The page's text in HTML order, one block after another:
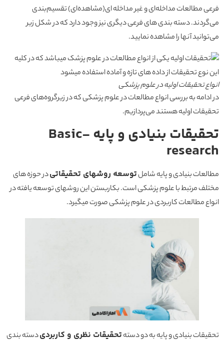
فرعی مطالعات مداخله‌ای و غیر مداخله ای(مشاهده‌ای) تقسیم‌بندی
می‌گردند. دسته بندی های فرعی دیگری نیز وجود دارد که در شکل زیر
می‌توانید آنها را مشاهده نمایید.
انواع تحقیقات اولیه در علوم پزشکی
در ادامه به بررسی انواع مطالعات در علوم پزشکی که در زیرگروه‌های فرعی
تحقیقات اولیه هستند می‌پردازیم.
تحقیقات بنیادی و پایه -Basic
research
مطالعات بنیادی و پایه شاملتوسعه روشهای تحقیقاتیدر حوزه های
مختلف مرتبط با علوم پزشکی است. بکاربستن این روشهای توسعه یافته در
انواع مطالعات کاربردی در علوم پزشکی صورت میگیرد.
تحقیقات بنیادی و پایه به دو دستهتحقیقات نظری و کاربردیدسته بندی